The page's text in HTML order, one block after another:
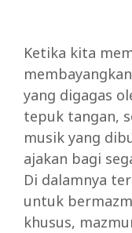
Ketika kita
yang digagas
tepuk tangan,
musik yang
ajakan bagi
Di dalamnya
untuk
khusus,